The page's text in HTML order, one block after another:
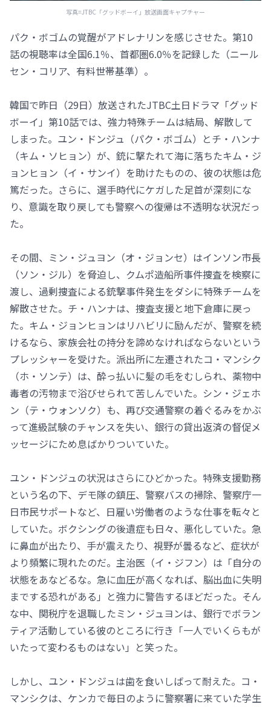
写真=JTBC「グッドボーイ」放送画面キャプチャー
パク・ボゴムの覚醒がアドレナリンを感じさせた。第10
話の視聴率は全国6.1％、首都圏6.0％を記録した（ニール
セン・コリア、有料世帯基準）。
韓国で昨日（29日）放送されたJTBC土日ドラマ「グッド
ボーイ」第10話では、強力特殊チームは結局、解散して
しまった。ユン・ドンジュ（パク・ボゴム）とチ・ハンナ
（キム・ソヒョン）が、銃に撃たれて海に落ちたキム・ジ
ョンヒョン（イ・サンイ）を助けたものの、彼の状態は危
篤だった。さらに、選手時代にケガした足首が深刻にな
り、意識を取り戻しても警察への復帰は不透明な状況だっ
た。
その間、ミン・ジュヨン（オ・ジョンセ）はインソン市長
（ソン・ジル）を脅迫し、クムポ造船所事件捜査を検察に
渡し、過剰捜査による銃撃事件発生をダシに特殊チームを
解散させた。チ・ハンナは、捜査支援と地下倉庫に戻っ
た。キム・ジョンヒョンはリハビリに励んだが、警察を続
けるなら、家族会社の持分を諦めなければならないという
プレッシャーを受けた。派出所に左遷されたコ・マンシク
（ホ・ソンテ）は、酔っ払いに髪の毛をむしられ、薬物中
毒者の汚物まで浴びせられて苦しんでいた。シン・ジェホ
ン（テ・ウォンソク）も、再び交通警察の着ぐるみをかぶ
って進級試験のチャンスを失い、銀行の貸出返済の督促メ
ッセージにため息ばかりついていた。
ユン・ドンジュの状況はさらにひどかった。特殊支援勤務
という名の下、デモ隊の鎮圧、警察バスの掃除、警察庁一
日市民サポートなど、日雇い労働者のような仕事を転々と
していた。ボクシングの後遺症も日々、悪化していた。急
に鼻血が出たり、手が震えたり、視野が曇るなど、症状が
より頻繁に現れたのだ。主治医（イ・ジフン）は「自分の
状態をあなどるな。急に血圧が高くなれば、脳出血に失明
までする恐れがある」と強力に警告するほどだった。そん
な中、関税庁を退職したミン・ジュヨンは、銀行でボラン
ティア活動している彼のところに行き「一人でいくらもが
いたって変わるものはない」と笑った。
しかし、ユン・ドンジュは歯を食いしばって耐えた。コ・
マンシクは、ケンカで毎日のように警察署に来ていた学生